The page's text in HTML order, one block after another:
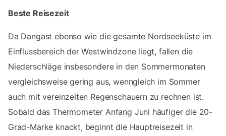
Beste Reisezeit
Da Dangast ebenso wie die gesamte Nordseeküste im
Einflussbereich der Westwindzone liegt, fallen die
Niederschläge insbesondere in den Sommermonaten
vergleichsweise gering aus, wenngleich im Sommer
auch mit vereinzelten Regenschauern zu rechnen ist.
Sobald das Thermometer Anfang Juni häufiger die 20-
Grad-Marke knackt, beginnt die Hauptreisezeit in